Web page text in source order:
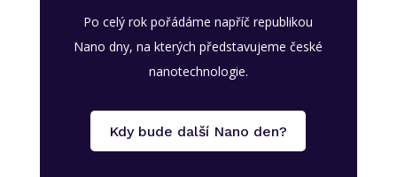
Po celý rok pořádáme napříč republikou
Nano dny, na kterých představujeme české
nanotechnologie.
Kdy bude další Nano den?